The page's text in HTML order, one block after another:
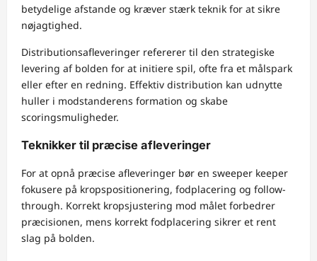
betydelige afstande og kræver stærk teknik for at sikre
nøjagtighed.
Distributionsafleveringer refererer til den strategiske
levering af bolden for at initiere spil, ofte fra et målspark
eller efter en redning. Effektiv distribution kan udnytte
huller i modstanderens formation og skabe
scoringsmuligheder.
Teknikker til præcise afleveringer
For at opnå præcise afleveringer bør en sweeper keeper
fokusere på kropspositionering, fodplacering og follow-
through. Korrekt kropsjustering mod målet forbedrer
præcisionen, mens korrekt fodplacering sikrer et rent
slag på bolden.